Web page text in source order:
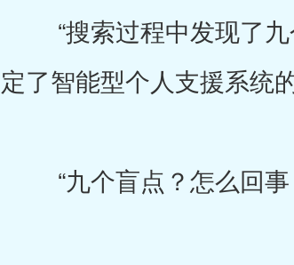
“搜索过程中发现了九
定了智能型个人支援系统
“九个盲点？怎么回事